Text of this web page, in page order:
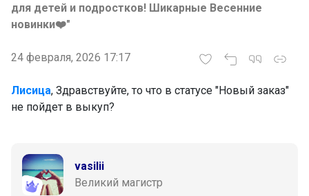
для детей и подростков! Шикарные Весенние
новинки❤️"
24 февраля, 2026 17:17
Лисица, Здравствуйте, то что в статусе "Новый заказ"
не пойдет в выкуп?
vasilii
Великий магистр